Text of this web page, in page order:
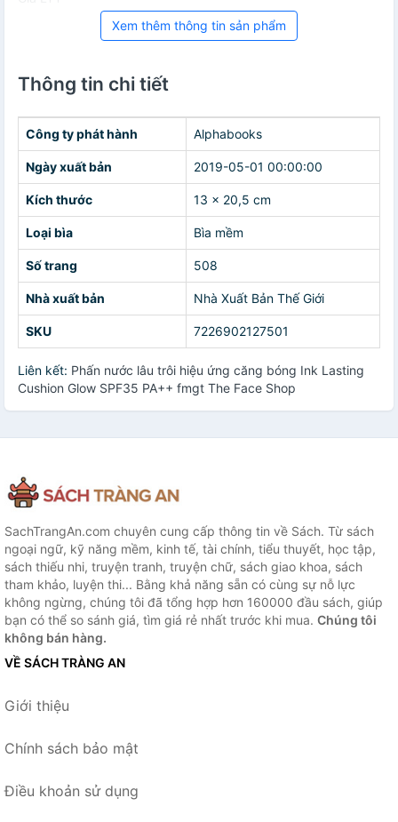
Xem thêm thông tin sản phẩm
Thông tin chi tiết
Công ty phát hành Alphabooks
Ngày xuất bản 2019-05-01 00:00:00
Kích thước 13 x 20,5 cm
Loại bìa Bìa mềm
Số trang 508
Nhà xuất bản Nhà Xuất Bản Thế Giới
SKU 7226902127501
Liên kết: Phấn nước lâu trôi hiệu ứng căng bóng Ink Lasting
Cushion Glow SPF35 PA++ fmgt The Face Shop
SachTrangAn.com chuyên cung cấp thông tin về Sách. Từ sách
ngoại ngữ, kỹ năng mềm, kinh tế, tài chính, tiểu thuyết, học tập,
sách thiếu nhi, truyện tranh, truyện chữ, sách giao khoa, sách
tham khảo, luyện thi... Bằng khả năng sẵn có cùng sự nỗ lực
không ngừng, chúng tôi đã tổng hợp hơn 160000 đầu sách, giúp
bạn có thể so sánh giá, tìm giá rẻ nhất trước khi mua. Chúng tôi
không bán hàng.
VỀ SÁCH TRÀNG AN
Giới thiệu
Chính sách bảo mật
Điều khoản sử dụng